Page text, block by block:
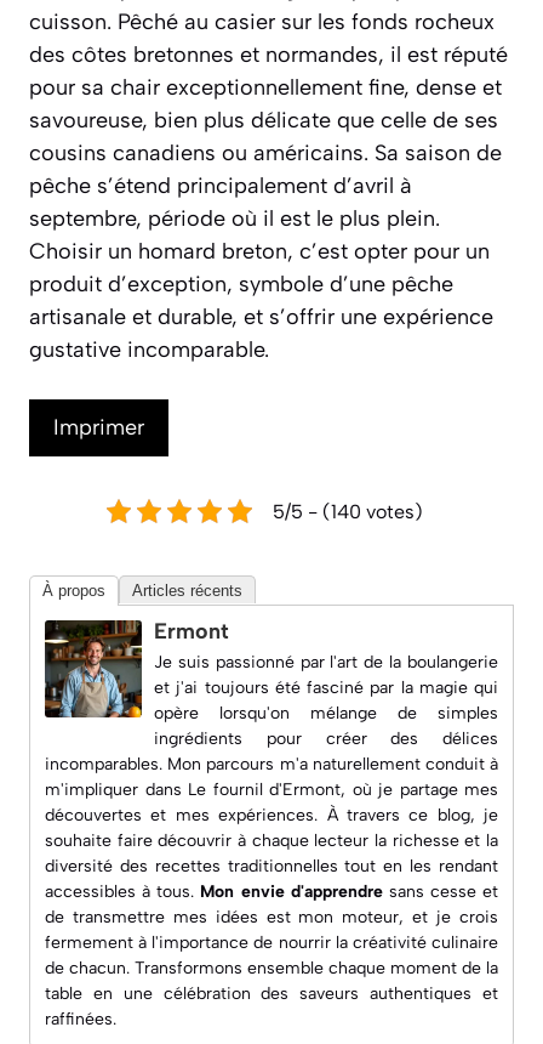
cuisson. Pêché au casier sur les fonds rocheux
des côtes bretonnes et normandes, il est réputé
pour sa chair exceptionnellement fine, dense et
savoureuse, bien plus délicate que celle de ses
cousins canadiens ou américains. Sa saison de
pêche s’étend principalement d’avril à
septembre, période où il est le plus plein.
Choisir un homard breton, c’est opter pour un
produit d’exception, symbole d’une pêche
artisanale et durable, et s’offrir une expérience
gustative incomparable.
Imprimer
5/5 - (140 votes)
À propos Articles récents
Ermont
Je suis passionné par l'art de la boulangerie
et j'ai toujours été fasciné par la magie qui
opère lorsqu'on mélange de simples
ingrédients pour créer des délices
incomparables. Mon parcours m'a naturellement conduit à
m'impliquer dans Le fournil d'Ermont, où je partage mes
découvertes et mes expériences. À travers ce blog, je
souhaite faire découvrir à chaque lecteur la richesse et la
diversité des recettes traditionnelles tout en les rendant
accessibles à tous. Mon envie d'apprendresans cesse et
de transmettre mes idées est mon moteur, et je crois
fermement à l'importance de nourrir la créativité culinaire
de chacun. Transformons ensemble chaque moment de la
table en une célébration des saveurs authentiques et
raffinées.